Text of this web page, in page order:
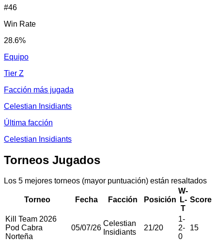
#46
Win Rate
28.6%
Equipo
Tier Z
Facción más jugada
Celestian Insidiants
Última facción
Celestian Insidiants
Torneos Jugados
Los 5 mejores torneos (mayor puntuación) están resaltados
Torneo Fecha Facción Posición
W-
L-
T
Score
Kill Team 2026
Pod Cabra
Norteña
05/07/26
Celestian
Insidiants
21/20
1-
2-
0
15